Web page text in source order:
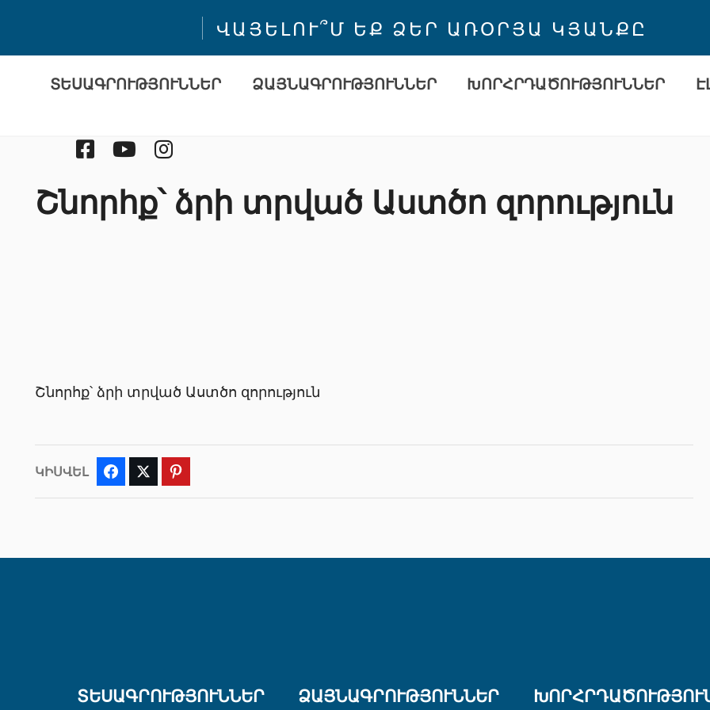
ՎԱՅԵԼՈՒ՞Մ ԵՔ ՁԵՐ ԱՌՕՐՅԱ ԿՅԱՆՔԸ
ՏԵՍԱԳՐՈՒԹՅՈՒՆՆԵՐ ՁԱՅՆԱԳՐՈՒԹՅՈՒՆՆԵՐ ԽՈՐՀՐԴԱԾՈՒԹՅՈՒՆՆԵՐ
Facebook
YoutubeInstragram
Շնորհք՝ ձրի տրված Աստծո զորություն
Շնորհք՝ ձրի տրված Աստծո զորություն
ԿԻՍՎԵԼ FacebookTwitter
ՏԵՍԱԳՐՈՒԹՅՈՒՆՆԵՐ ՁԱՅՆԱԳՐՈՒԹՅՈՒՆՆԵՐ